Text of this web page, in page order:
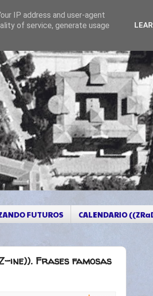
FUTUROS CALENDARIO
ine)). Frases famosas
IP address and user-agent
of service, generate usage